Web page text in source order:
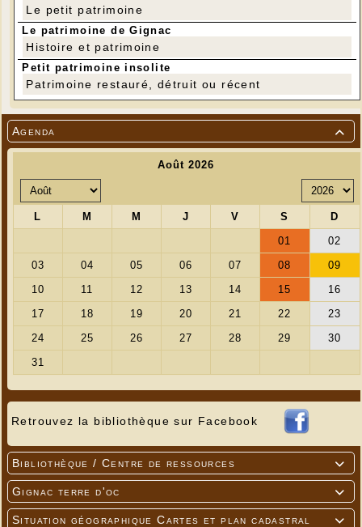

Agenda
Retrouvez la bibliothèque sur Facebook

Bibliothèque / Centre de ressources

Gignac terre d'oc

Situation géographique Cartes et plan cadastral
Apporter un tapis, un coussin & une couverture (prêt
possible au besoin)
Participation : 25€
Adhésion annuelle de 5€, au titre de l'assurance.
Règlement en chèque ou espèces
Pour tout renseignement et inscription :
asso.yogalife46@gmail.com
Le petit patrimoine
Le patrimoine de Gignac
Histoire et patrimoine
Petit patrimoine insolite
Patrimoine restauré, détruit ou récent